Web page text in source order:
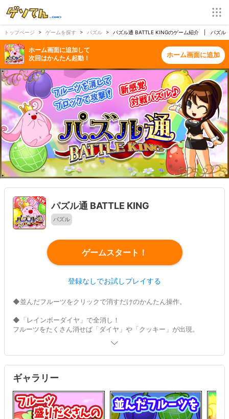
トップページ ゲームを探す パズル パズル通 BATTLE KINGのゲーム紹介 | パズル
ホーム画面に追加して
次回はかんたん起動！
ホーム画面に追加
パズル通 BATTLE KING
パズル
ゲームスタート！
登録なしでお試しプレイする
◆並んだフルーツをクリックで消すだけのかんたん操作。
◆「レインボーダイヤ」で全消し！
フルーツをたくさん消せば「ダイヤ」や「クッキー」が出現。
3種類の「クッキー」は特殊な効果がお楽しみ♪
ダイヤが並ぶと「レインボーダイヤ」合成⇒すべての種類のフ
ルーツを全消し！
◆ブロックで攻撃！
ブロックを消すと相手に「お邪魔ブロック」を降らせる攻撃がで
きる！
相手からの「お邪魔ブロック」には要注意だ！
ギャラリー